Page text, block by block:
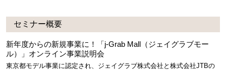
セミナー概要
新年度からの新規事業に！「j-Grab Mall（ジェイグラブモー
ル）」オンライン事業説明会
東京都モデル事業に認定され、ジェイグラブ株式会社と株式会社JTBの